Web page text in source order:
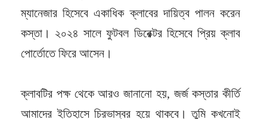
ম্যানেজার হিসেবে একাধিক ক্লাবের দায়িত্ব পালন করেন
কস্তা। ২০২৪ সালে ফুটবল ডিরেক্টর হিসেবে প্রিয় ক্লাব
পোর্তোতে ফিরে আসেন।
ক্লাবটির পক্ষ থেকে আরও জানানো হয়, জর্জ কস্তার কীর্তি
আমাদের ইতিহাসে চিরভাস্বর হয়ে থাকবে। তুমি কখনোই